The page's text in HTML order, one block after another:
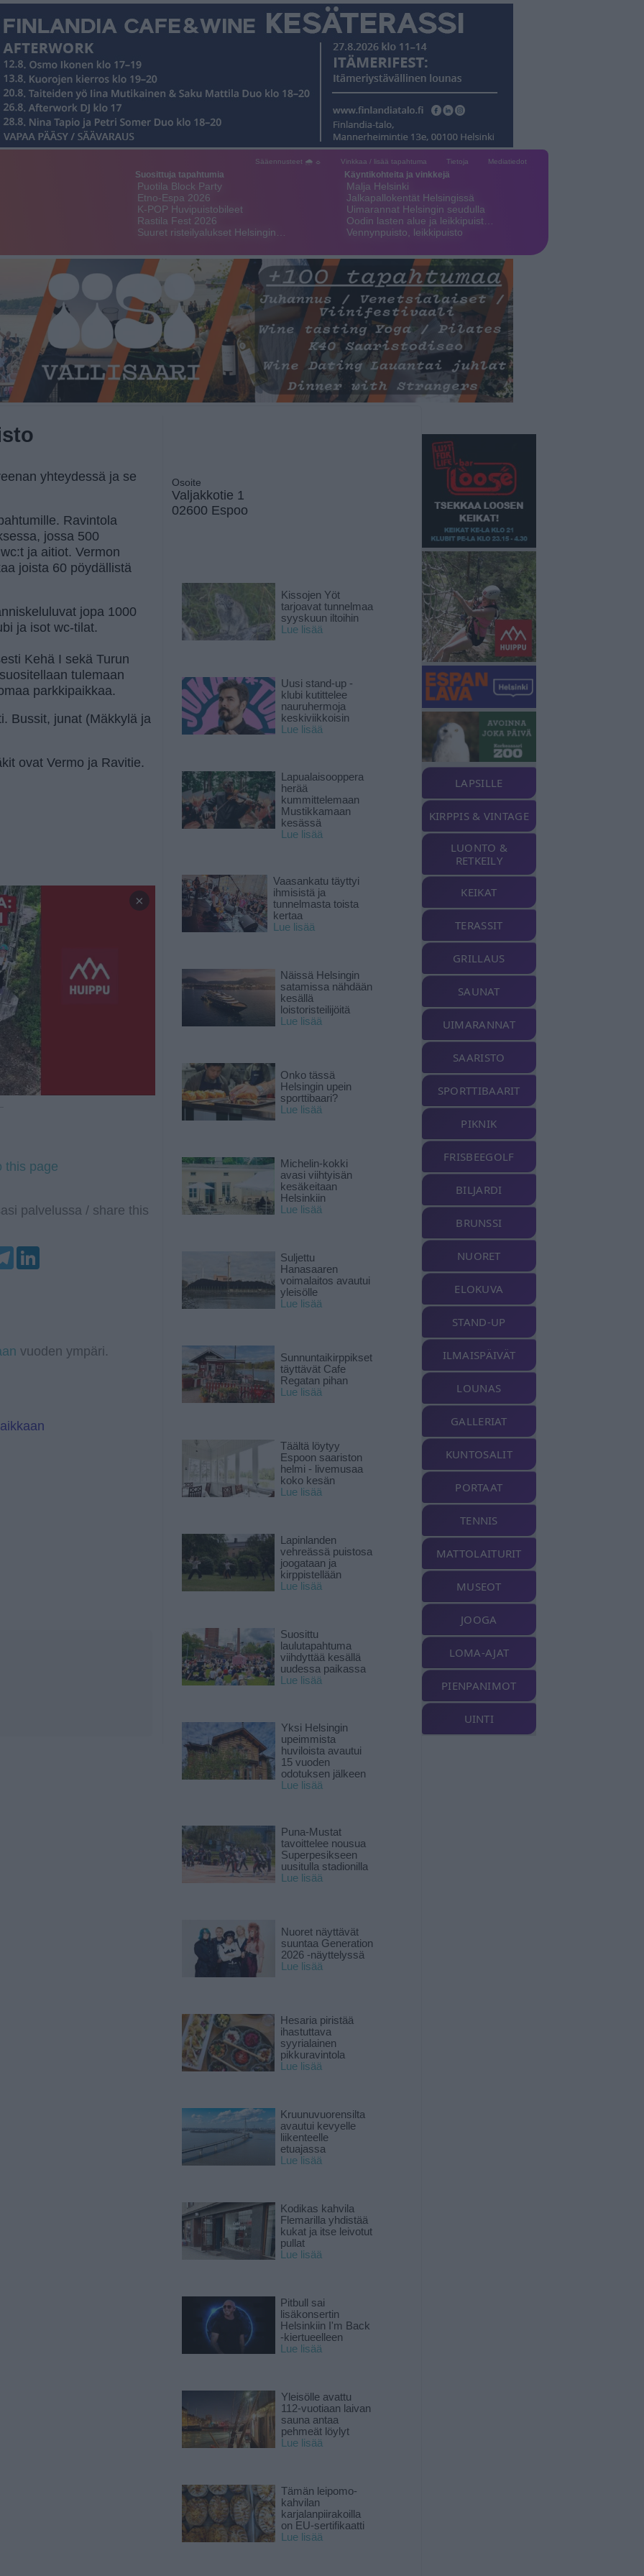
Sääennusteet 🌧 ☼ Vinkkaa / lisää tapahtuma Tietoja Mediatiedot
Suosittuja tapahtumia
Puotila Block Party
Etno-Espa 2026
K-POP Huvipuistobileet
Rastila Fest 2026
Suuret risteilyalukset Helsingin…
Käyntikohteita ja vinkkejä
Malja Helsinki
Jalkapallokentät Helsingissä
Uimarannat Helsingin seudulla
Oodin lasten alue ja leikkipuist…
Vennynpuisto, leikkipuisto
yhteydessä ja se
Ravintola
jossa 500
ja aitiot. Vermon
joista 60 pöydällistä
jopa 1000
ja isot wc-tilat.
Kehä I sekä Turun
tulemaan
parkkipaikkaa.
Bussit, junat (Mäkkylä ja
ovat Vermo ja Ravitie.
×
this page
palvelussa / share this
T
vuoden ympäri.
Osoite
Valjakkotie 1
02600 Espoo
Kissojen Yöt
tarjoavat tunnelmaa
syyskuun iltoihin
Lue lisää
Uusi stand-up -
klubi kutittelee
nauruhermoja
keskiviikkoisin
Lue lisää
Lapualaisooppera
herää
kummittelemaan
Mustikkamaan
kesässä
Lue lisää
Vaasankatu täyttyi
ihmisistä ja
tunnelmasta toista
kertaa
Lue lisää
Näissä Helsingin
satamissa nähdään
kesällä
loistoristeilijöitä
Lue lisää
Onko tässä
Helsingin upein
sporttibaari?
Lue lisää
Michelin-kokki
avasi viihtyisän
kesäkeitaan
Helsinkiin
Lue lisää
Suljettu
Hanasaaren
voimalaitos avautui
yleisölle
Lue lisää
Sunnuntaikirppikset
täyttävät Cafe
Regatan pihan
Lue lisää
Täältä löytyy
Espoon saariston
helmi - livemusaa
koko kesän
Lue lisää
Lapinlanden
vehreässä puistosa
joogataan ja
kirppistellään
Lue lisää
Suosittu
laulutapahtuma
viihdyttää kesällä
uudessa paikassa
Lue lisää
Yksi Helsingin
upeimmista
huviloista avautui
15 vuoden
odotuksen jälkeen
Lue lisää
Puna-Mustat
tavoittelee nousua
Superpesikseen
uusitulla stadionilla
Lue lisää
Nuoret näyttävät
suuntaa Generation
2026 -näyttelyssä
Lue lisää
Hesaria piristää
ihastuttava
syyrialainen
pikkuravintola
Lue lisää
Kruunuvuorensilta
avautui kevyelle
liikenteelle
etuajassa
Lue lisää
Kodikas kahvila
Flemarilla yhdistää
kukat ja itse leivotut
pullat
Lue lisää
Pitbull sai
lisäkonsertin
Helsinkiin I'm Back
-kiertueelleen
Lue lisää
Yleisölle avattu
112-vuotiaan laivan
sauna antaa
pehmeät löylyt
Lue lisää
Tämän leipomo-
kahvilan
karjalanpiirakoilla
on EU-sertifikaatti
Lue lisää
LAPSILLE
KIRPPIS & VINTAGE
LUONTO &
RETKEILY
KEIKAT
TERASSIT
GRILLAUS
SAUNAT
UIMARANNAT
SAARISTO
SPORTTIBAARIT
PIKNIK
FRISBEEGOLF
BILJARDI
BRUNSSI
NUORET
ELOKUVA
STAND-UP
ILMAISPÄIVÄT
LOUNAS
GALLERIAT
KUNTOSALIT
PORTAAT
TENNIS
MATTOLAITURIT
MUSEOT
JOOGA
LOMA-AJAT
PIENPANIMOT
UINTI